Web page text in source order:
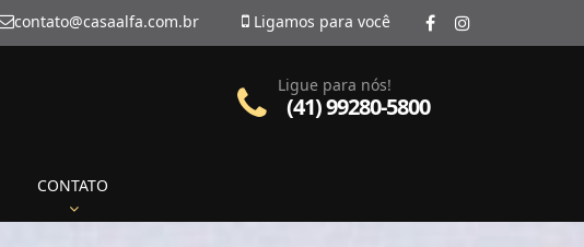
Ligamos para você
contato@casaalfa.com.br
CONTATO
Ligue para nós!
(41) 99280-5800